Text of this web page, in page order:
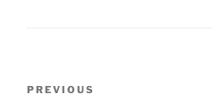
Previous
PREVIOUS